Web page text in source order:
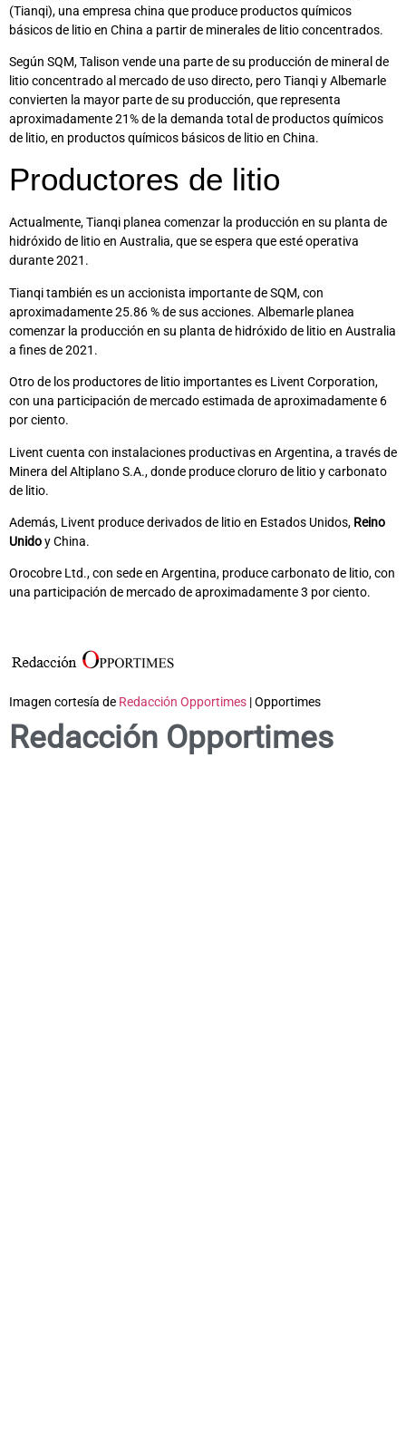
(Tianqi), una empresa china que produce productos químicos
básicos de litio en China a partir de minerales de litio concentrados.
Según SQM, Talison vende una parte de su producción de mineral de
litio concentrado al mercado de uso directo, pero Tianqi y Albemarle
convierten la mayor parte de su producción, que representa
aproximadamente 21% de la demanda total de productos químicos
de litio, en productos químicos básicos de litio en China.
Productores de litio
Actualmente, Tianqi planea comenzar la producción en su planta de
hidróxido de litio en Australia, que se espera que esté operativa
durante 2021.
Tianqi también es un accionista importante de SQM, con
aproximadamente 25.86 % de sus acciones. Albemarle planea
comenzar la producción en su planta de hidróxido de litio en Australia
a fines de 2021.
Otro de los productores de litio importantes es Livent Corporation,
con una participación de mercado estimada de aproximadamente 6
por ciento.
Livent cuenta con instalaciones productivas en Argentina, a través de
Minera del Altiplano S.A., donde produce cloruro de litio y carbonato
de litio.
Además, Livent produce derivados de litio en Estados Unidos, Reino
Unidoy China.
Orocobre Ltd., con sede en Argentina, produce carbonato de litio, con
una participación de mercado de aproximadamente 3 por ciento.
Imagen cortesía de Redacción Opportimes | Opportimes
Redacción Opportimes